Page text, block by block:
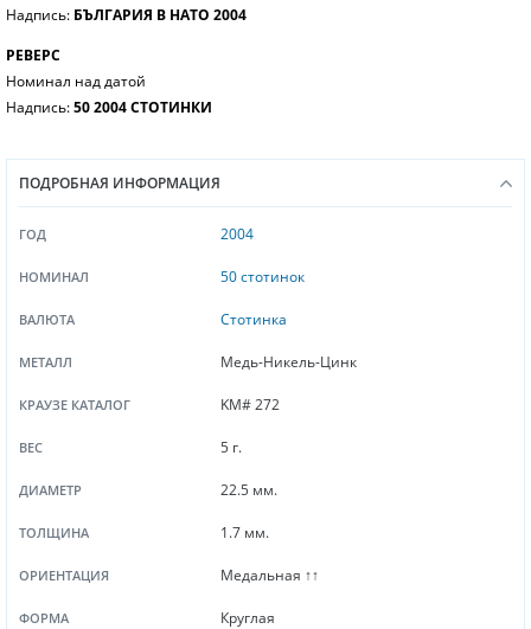
Надпись: БЪЛГАРИЯ В НАТО 2004
РЕВЕРС
Номинал над датой
Надпись:50 2004 СТОТИНКИ
ПОДРОБНАЯ ИНФОРМАЦИЯ
ГОД 2004
НОМИНАЛ 50 стотинок
ВАЛЮТА Стотинка
МЕТАЛЛ Медь-Никель-Цинк
КРАУЗЕ КАТАЛОГ KM# 272
ВЕС 5 г.
ДИАМЕТР 22.5 мм.
ТОЛЩИНА 1.7 мм.
ОРИЕНТАЦИЯ Медальная ↑↑
ФОРМА Круглая